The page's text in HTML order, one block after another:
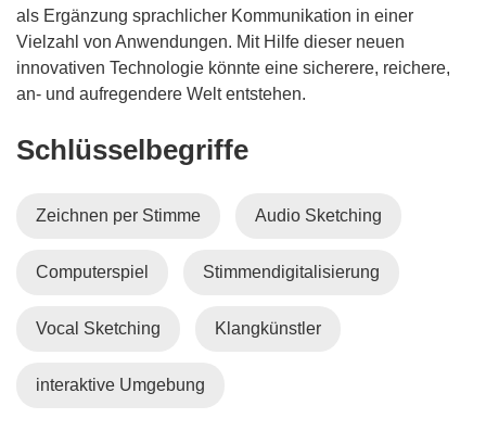
als Ergänzung sprachlicher Kommunikation in einer
Vielzahl von Anwendungen. Mit Hilfe dieser neuen
innovativen Technologie könnte eine sicherere, reichere,
an- und aufregendere Welt entstehen.
Schlüsselbegriffe
Zeichnen per Stimme Audio Sketching
Computerspiel Stimmendigitalisierung
Vocal Sketching Klangkünstler
interaktive Umgebung